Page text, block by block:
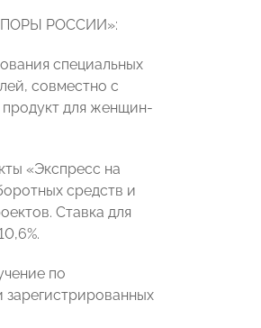
РОССИИ»:
специальных
совместно с
для женщин-
«Экспресс на
средств и
Ставка для
по